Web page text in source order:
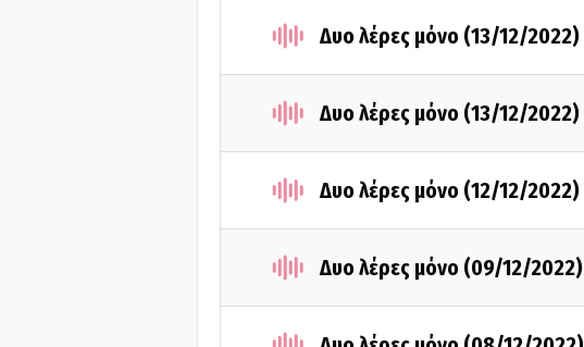
Δυο λέρες μόνο (13/12/2022)
Δυο λέρες μόνο (13/12/2022)
Δυο λέρες μόνο (12/12/2022)
Δυο λέρες μόνο (09/12/2022)